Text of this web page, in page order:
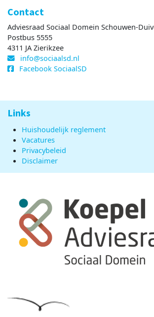
Contact
Adviesraad Sociaal Domein Schouwen-
Postbus 5555
4311 JA Zierikzee
info@sociaalsd.nl
Facebook SociaalSD
Links
Huishoudelijk reglement
Vacatures
Privacybeleid
Disclaimer